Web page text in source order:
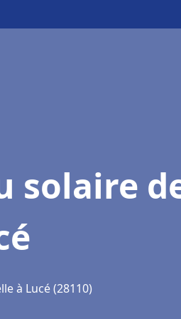
solaire
à Lucé (28110)